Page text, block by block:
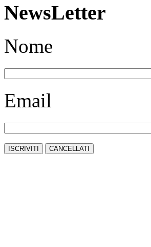
NewsLetter
Nome
Email